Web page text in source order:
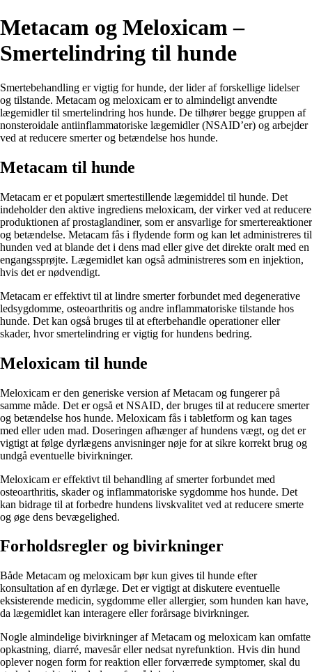
Metacam og Meloxicam –
Smertelindring til hunde
Smertebehandling er vigtig for hunde, der lider af forskellige lidelser
og tilstande. Metacam og meloxicam er to almindeligt anvendte
lægemidler til smertelindring hos hunde. De tilhører begge gruppen af ​​
nonsteroidale antiinflammatoriske lægemidler (NSAID’er) og arbejder
ved at reducere smerter og betændelse hos hunde.
Metacam til hunde
Metacam er et populært smertestillende lægemiddel til hunde. Det
indeholder den aktive ingrediens meloxicam, der virker ved at reducere
produktionen af ​​prostaglandiner, som er ansvarlige for smertereaktioner
og betændelse. Metacam fås i flydende form og kan let administreres til
hunden ved at blande det i dens mad eller give det direkte oralt med en
engangssprøjte. Lægemidlet kan også administreres som en injektion,
hvis det er nødvendigt.
Metacam er effektivt til at lindre smerter forbundet med degenerative
ledsygdomme, osteoarthritis og andre inflammatoriske tilstande hos
hunde. Det kan også bruges til at efterbehandle operationer eller
skader, hvor smertelindring er vigtig for hundens bedring.
Meloxicam til hunde
Meloxicam er den generiske version af Metacam og fungerer på
samme måde. Det er også et NSAID, der bruges til at reducere smerter
og betændelse hos hunde. Meloxicam fås i tabletform og kan tages
med eller uden mad. Doseringen afhænger af hundens vægt, og det er
vigtigt at følge dyrlægens anvisninger nøje for at sikre korrekt brug og
undgå eventuelle bivirkninger.
Meloxicam er effektivt til behandling af smerter forbundet med
osteoarthritis, skader og inflammatoriske sygdomme hos hunde. Det
kan bidrage til at forbedre hundens livskvalitet ved at reducere smerte
og øge dens bevægelighed.
Forholdsregler og bivirkninger
Både Metacam og meloxicam bør kun gives til hunde efter
konsultation af en dyrlæge. Det er vigtigt at diskutere eventuelle
eksisterende medicin, sygdomme eller allergier, som hunden kan have,
da lægemidlet kan interagere eller forårsage bivirkninger.
Nogle almindelige bivirkninger af Metacam og meloxicam kan omfatte
opkastning, diarré, mavesår eller nedsat nyrefunktion. Hvis din hund
oplever nogen form for reaktion eller forværrede symptomer, skal du